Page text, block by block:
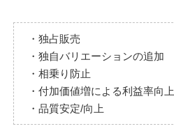
・独占販売
・独自バリエーションの追加
・相乗り防止
・付加価値増による利益率向上
・品質安定/向上